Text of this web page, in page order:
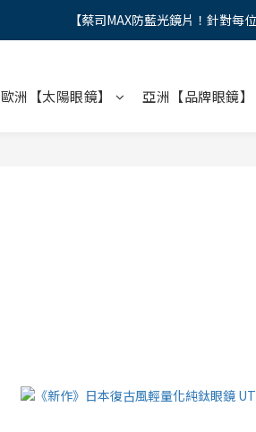
"馬年新章續寫，視界品味
【蔡司MAX防藍光鏡片！針對
歐洲【太陽眼鏡】 亞洲【品牌眼鏡】